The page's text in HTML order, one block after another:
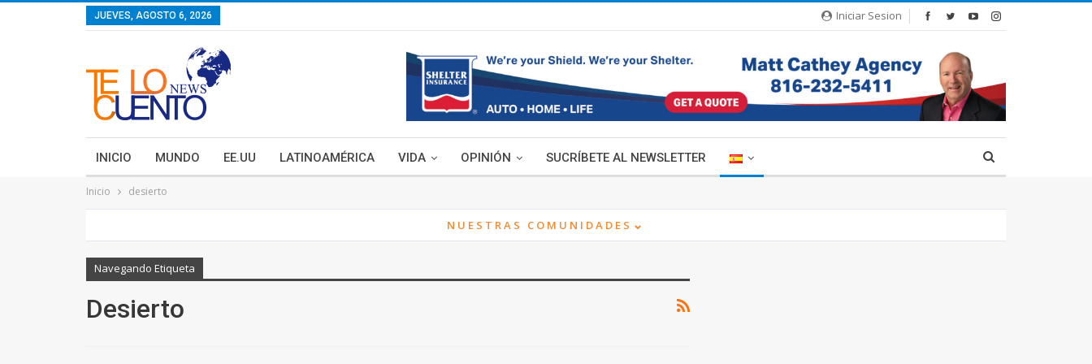
Iniciar Sesion
JUEVES, AGOSTO 6, 2026
INICIO MUNDO EE.UU LATINOAMÉRICA VIDA OPINIÓN SUCRÍBETE AL NEWSLETTER
Inicio desierto
NUESTRAS COMUNIDADES ⌄
Navegando Etiqueta
Desierto